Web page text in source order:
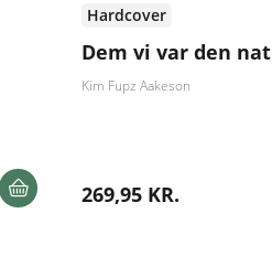
Hardcover
Dem vi var den nat
Kim Fupz Aakeson
269,95 KR.